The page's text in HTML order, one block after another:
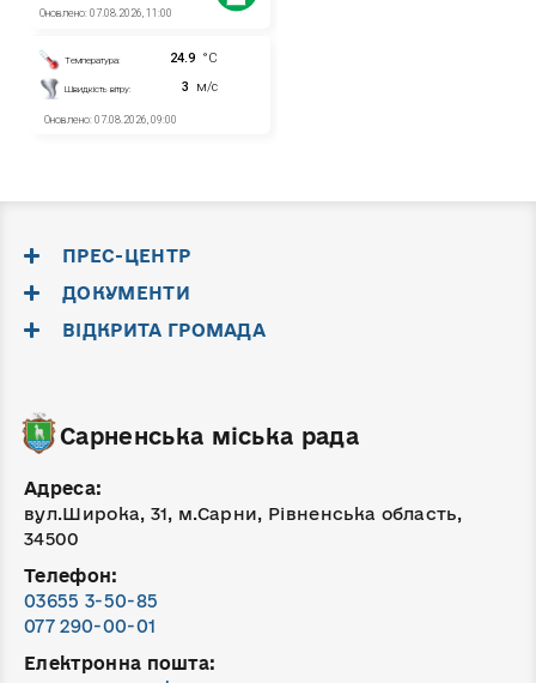
ПРЕС-ЦЕНТР
ДОКУМЕНТИ
ВІДКРИТА ГРОМАДА
Сарненська міська рада
Адреса:
вул.Широка, 31, м.Сарни, Рівненська область,
34500
Телефон:
03655 3-50-85
077 290-00-01
Електронна пошта: